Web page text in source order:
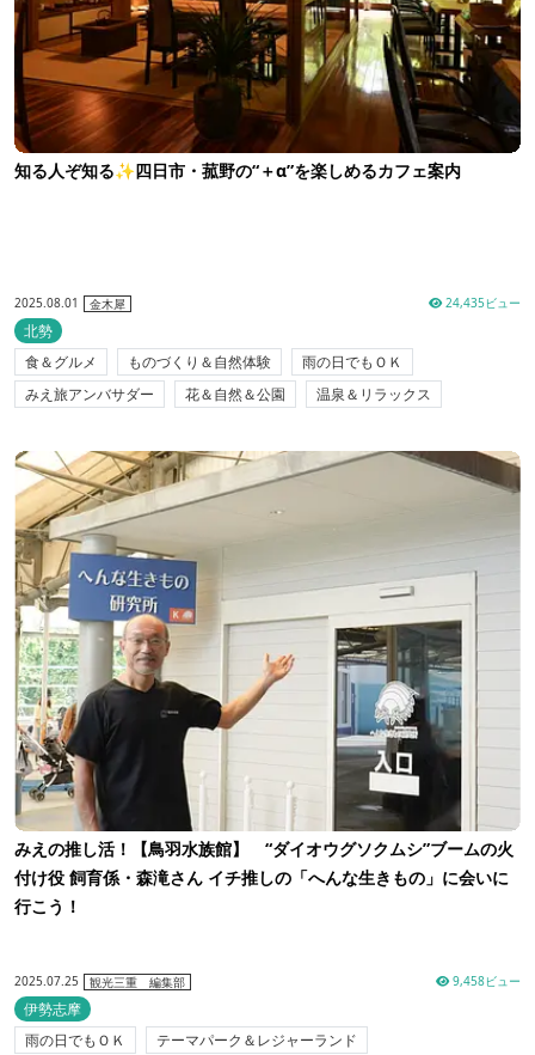
知る人ぞ知る✨四日市・菰野の“＋α”を楽しめるカフェ案内
2025.08.01 金木犀 24,435ビュー
北勢
食＆グルメ
ものづくり＆自然体験
雨の日でもＯＫ
みえ旅アンバサダー
花＆自然＆公園 温泉＆リラックス
みえの推し活！【鳥羽水族館】 “ダイオウグソクムシ”ブームの火
付け役 飼育係・森滝さん イチ推しの「へんな生きもの」に会いに
行こう！
2025.07.25 観光三重 編集部 9,458ビュー
伊勢志摩
雨の日でもＯＫ
テーマパーク＆レジャーランド